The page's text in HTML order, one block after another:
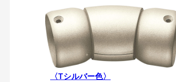
〈Tシルバー色〉